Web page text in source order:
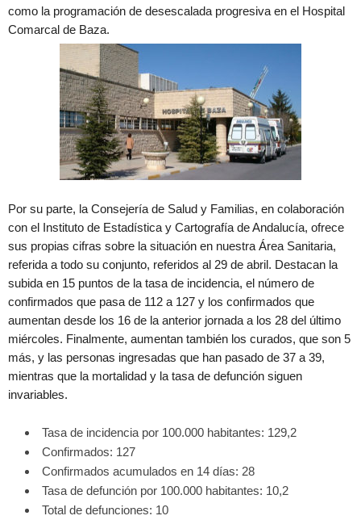
como la programación de desescalada progresiva en el Hospital
Comarcal de Baza.
Por su parte, la Consejería de Salud y Familias, en colaboración
con el Instituto de Estadística y Cartografía de Andalucía, ofrece
sus propias cifras sobre la situación en nuestra Área Sanitaria,
referida a todo su conjunto, referidos al 29 de abril. Destacan la
subida en 15 puntos de la tasa de incidencia, el número de
confirmados que pasa de 112 a 127 y los confirmados que
aumentan desde los 16 de la anterior jornada a los 28 del último
miércoles. Finalmente, aumentan también los curados, que son 5
más, y las personas ingresadas que han pasado de 37 a 39,
mientras que la mortalidad y la tasa de defunción siguen
invariables.
Tasa de incidencia por 100.000 habitantes: 129,2
Confirmados: 127
Confirmados acumulados en 14 días: 28
Tasa de defunción por 100.000 habitantes: 10,2
Total de defunciones: 10